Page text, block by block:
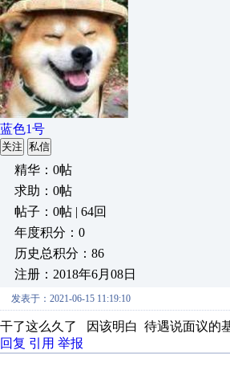
蓝色1号
关注 私信
精华：0帖
求助：0帖
帖子：0帖 | 64回
年度积分：0
历史总积分：86
注册：2018年6月08日
发表于：2021-06-15 11:19:10
干了这么久了 因该明白 待遇说面议的
回复 引用 举报